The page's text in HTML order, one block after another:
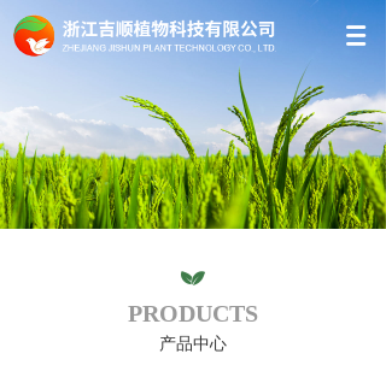
产品中心
PRODUCTS